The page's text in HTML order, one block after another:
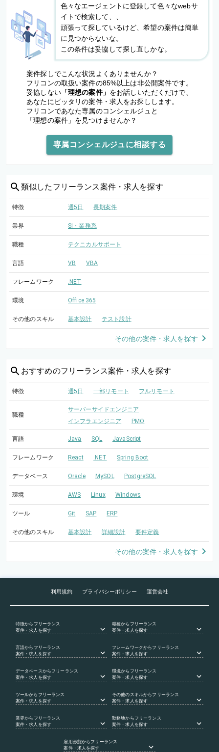
色々なエージェントに登録して色々なwebサ
イトで検索して、、
頑張って探しているけど、希望の案件は簡単
に見つからないな。
この条件は妥協して探し直しかな。
案件探しでこんな状況よくありませんか？
フリコンの取扱い案件の85%以上は非公開案件です。
妥協しない「理想の案件」 をお話しいただくだけで、
あなたにピッタリの案件・求人をお探しします。
フリコンであなた専属のコンシェルジュと
「理想の案件」を見つけませんか？
専属コンシェルジュに相談する
類似した フリーランス案件・求人を探す
特徴 週5日 長期案件
業界 SI・業務系
職種 テクニカルサポート
言語 VB VBA
フレームワーク .NET
環境 Office 365
その他のスキル 基本設計 テスト設計
その他の案件・求人を探す
おすすめのフリーランス案件・求人を探す
特徴 週5日 一部リモート フルリモート
職種
サーバーサイドエンジニア
インフラエンジニア
PMO
言語 Java SQL JavaScript
フレームワーク React .NET Spring Boot
データベース Oracle MySQL PostgreSQL
環境 AWS Linux Windows
ツール Git SAP ERP
その他のスキル 基本設計 詳細設計 要件定義
その他の案件・求人を探す
利用規約 プライバシーポリシー 運営会社
特徴からフリーランス
案件・求人を探す
職種からフリーランス
案件・求人を探す
言語からフリーランス
案件・求人を探す
フレームワークからフリーランス
案件・求人を探す
データベース からフリーランス
案件・求人を探す
環境からフリーランス
案件・求人を探す
ツールからフリーランス
案件・求人を探す
その他のスキルからフリーランス
案件・求人を探す
業界からフリーランス
案件・求人を探す
勤務地からフリーランス
案件・求人を探す
雇用形態からフリーランス
案件・求人を探す